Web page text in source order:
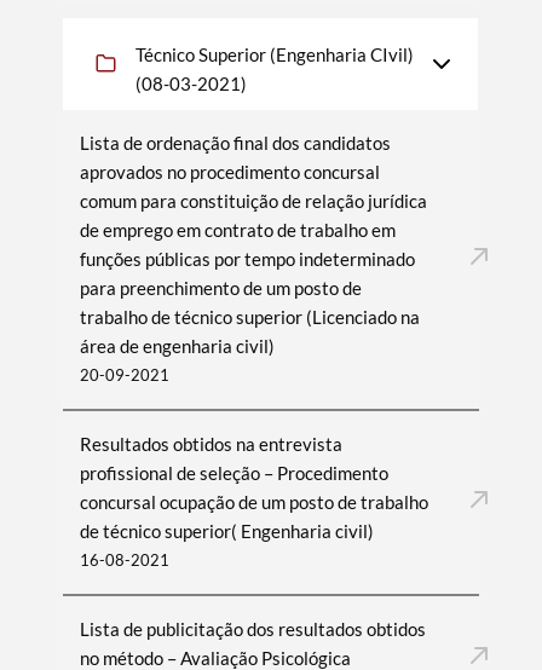
Técnico Superior (Engenharia CIvil)
(08-03-2021)
Lista de ordenação final dos candidatos
aprovados no procedimento concursal
comum para constituição de relação jurídica
de emprego em contrato de trabalho em
funções públicas por tempo indeterminado
para preenchimento de um posto de
trabalho de técnico superior (Licenciado na
área de engenharia civil)
20-09-2021
Resultados obtidos na entrevista
profissional de seleção – Procedimento
concursal ocupação de um posto de trabalho
de técnico superior( Engenharia civil)
16-08-2021
Lista de publicitação dos resultados obtidos
no método – Avaliação Psicológica